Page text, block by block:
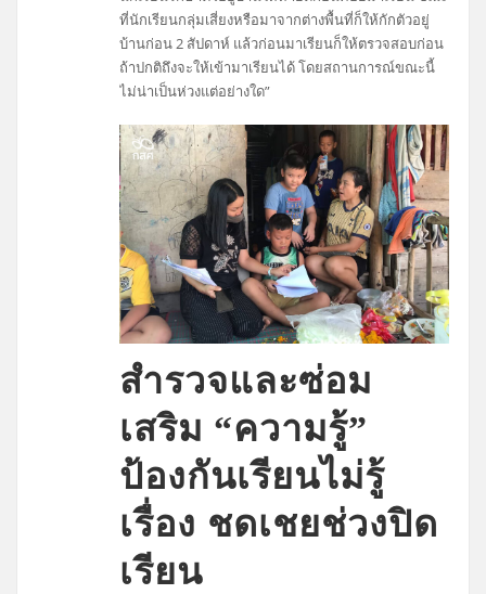
ที่นักเรียนกลุ่มเสี่ยงหรือมาจากต่างพื้นที่ก็ให้กักตัวอยู่
บ้านก่อน 2 สัปดาห์ แล้วก่อนมาเรียนก็ให้ตรวจสอบก่อน
ถ้าปกติถึงจะให้เข้ามาเรียนได้ โดยสถานการณ์ขณะนี้
ไม่น่าเป็นห่วงแต่อย่างใด”
สำรวจและ​ซ่อม
เสริม “ความรู้”
ป้องกันเรียนไม่รู้
เรื่อง ชดเชยช่วงปิด
เรียน